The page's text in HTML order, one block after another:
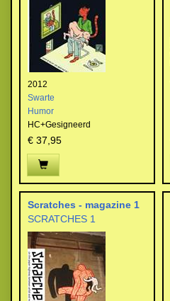
2012
Swarte
Humor
HC+Gesigneerd
€ 37,95
Scratches - magazine 1
SCRATCHES 1